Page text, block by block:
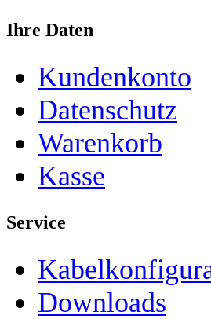
Ihre Daten
Kundenkonto
Datenschutz
Warenkorb
Kasse
Service
Downloads